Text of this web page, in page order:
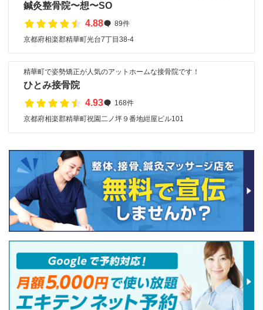
鍼灸整骨院〜想〜SO
4.88
89件
京都府相楽郡精華町光台7丁目38-4
精華町で姿勢矯正が人気のアットホームな接骨院です！
ひとみ接骨院
4.93
168件
京都府相楽郡精華町祝園二ノ坪９番地紺屋ビル101